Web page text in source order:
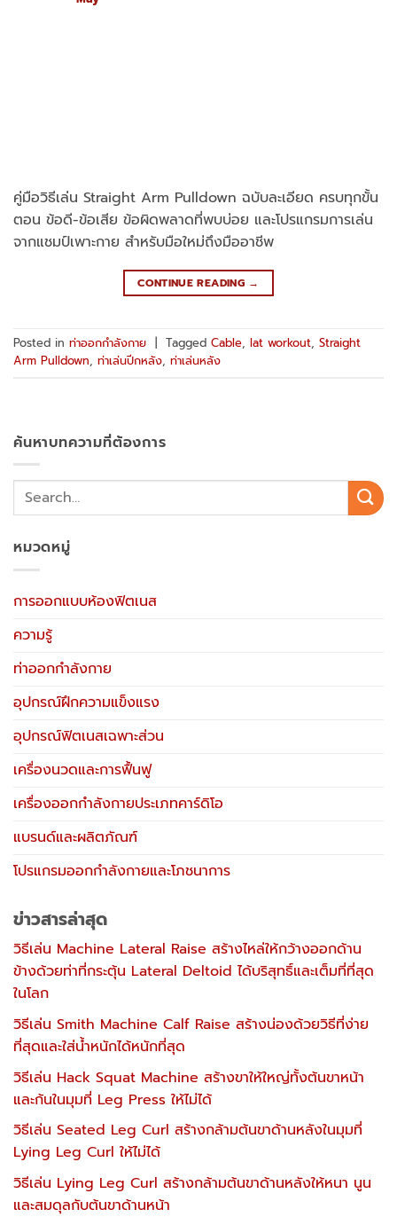
คู่มือวิธีเล่น Straight Arm Pulldown ฉบับละเอียด ครบทุกขั้น
ตอน ข้อดี-ข้อเสีย ข้อผิดพลาดที่พบบ่อย และโปรแกรมการเล่น
จากแชมป์เพาะกาย สำหรับมือใหม่ถึงมืออาชีพ
CONTINUE READING →
Posted in ท่าออกกำลังกาย | Tagged Cable, lat workout, Straight
Arm Pulldown, ท่าเล่นปีกหลัง, ท่าเล่นหลัง
ค้นหาบทความที่ต้องการ
หมวดหมู่
การออกแบบห้องฟิตเนส
ความรู้
ท่าออกกำลังกาย
อุปกรณ์ฝึกความแข็งแรง
อุปกรณ์ฟิตเนสเฉพาะส่วน
เครื่องนวดและการฟื้นฟู
เครื่องออกกำลังกายประเภทคาร์ดิโอ
แบรนด์และผลิตภัณฑ์
โปรแกรมออกกำลังกายและโภชนาการ
ข่าวสารล่าสุด
วิธีเล่น Machine Lateral Raise สร้างไหล่ให้กว้างออกด้าน
ข้างด้วยท่าที่กระตุ้น Lateral Deltoid ได้บริสุทธิ์และเต็มที่ที่สุด
ในโลก
วิธีเล่น Smith Machine Calf Raise สร้างน่องด้วยวิธีที่ง่าย
ที่สุดและใส่น้ำหนักได้หนักที่สุด
วิธีเล่น Hack Squat Machine สร้างขาให้ใหญ่ทั้งต้นขาหน้า
และก้นในมุมที่ Leg Press ให้ไม่ได้
วิธีเล่น Seated Leg Curl สร้างกล้ามต้นขาด้านหลังในมุมที่
Lying Leg Curl ให้ไม่ได้
วิธีเล่น Lying Leg Curl สร้างกล้ามต้นขาด้านหลังให้หนา นูน
และสมดุลกับต้นขาด้านหน้า